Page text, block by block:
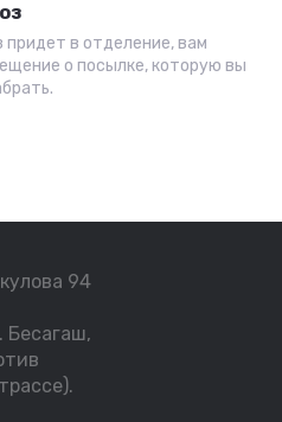
придет в отделение, вам
о посылке, которую вы
94
Бесагаш,